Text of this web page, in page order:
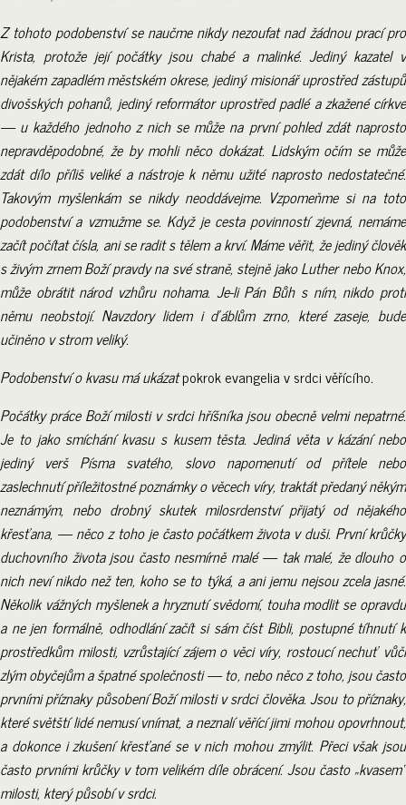
Z tohoto podobenství se naučme nikdy nezoufat nad žádnou prací pro
Krista, protože její počátky jsou chabé a malinké. Jediný kazatel v
nějakém zapadlém městském okrese, jediný misionář uprostřed zástupů
divošských pohanů, jediný reformátor uprostřed padlé a zkažené církve
— u každého jednoho z nich se může na první pohled zdát naprosto
nepravděpodobné, že by mohli něco dokázat. Lidským očím se může
zdát dílo příliš veliké a nástroje k němu užité naprosto nedostatečné.
Takovým myšlenkám se nikdy neoddávejme. Vzpomeňme si na toto
podobenství a vzmužme se. Když je cesta povinností zjevná, nemáme
začít počítat čísla, ani se radit s tělem a krví. Máme věřit, že jediný člověk
s živým zrnem Boží pravdy na své straně, stejně jako Luther nebo Knox,
může obrátit národ vzhůru nohama. Je-li Pán Bůh s ním, nikdo proti
němu neobstojí. Navzdory lidem i ďáblům zrno, které zaseje, bude
učiněno v strom veliký.
Podobenství o kvasu má ukázatpokrok evangelia v srdci věřícího.
Počátky práce Boží milosti v srdci hříšníka jsou obecně velmi nepatrné.
Je to jako smíchání kvasu s kusem těsta. Jediná věta v kázání nebo
jediný verš Písma svatého, slovo napomenutí od přítele nebo
zaslechnutí příležitostné poznámky o věcech víry, traktát předaný někým
neznámým, nebo drobný skutek milosrdenství přijatý od nějakého
křesťana, — něco z toho je často počátkem života v duši. První krůčky
duchovního života jsou často nesmírně malé — tak malé, že dlouho o
nich neví nikdo než ten, koho se to týká, a ani jemu nejsou zcela jasné.
Několik vážných myšlenek a hryznutí svědomí, touha modlit se opravdu
a ne jen formálně, odhodlání začít si sám číst Bibli, postupné tíhnutí k
prostředkům milosti, vzrůstající zájem o věci víry, rostoucí nechuť vůči
zlým obyčejům a špatné společnosti — to, nebo něco z toho, jsou často
prvními příznaky působení Boží milosti v srdci člověka. Jsou to příznaky,
které světští lidé nemusí vnímat, a neznalí věřící jimi mohou opovrhnout,
a dokonce i zkušení křesťané se v nich mohou zmýlit. Přeci však jsou
často prvními krůčky v tom velikém díle obrácení. Jsou často „kvasem“
milosti, který působí v srdci.